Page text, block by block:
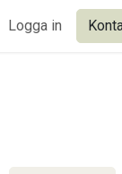
Logga in